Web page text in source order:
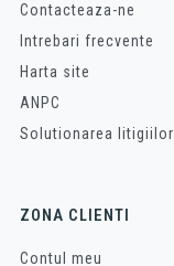
Contacteaza-ne
Intrebari frecvente
Harta site
ANPC
Solutionarea litigiilor
ZONA CLIENTI
Contul meu